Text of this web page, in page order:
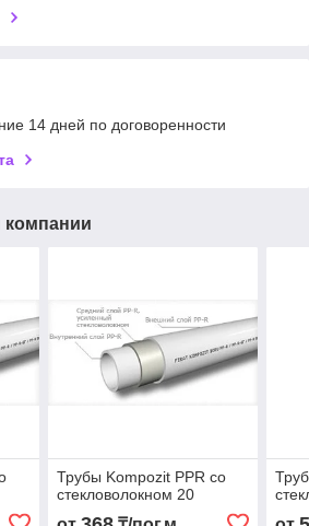
14 дней по договоренности
Трубы Kompozit PPR со
стекловолокном 20